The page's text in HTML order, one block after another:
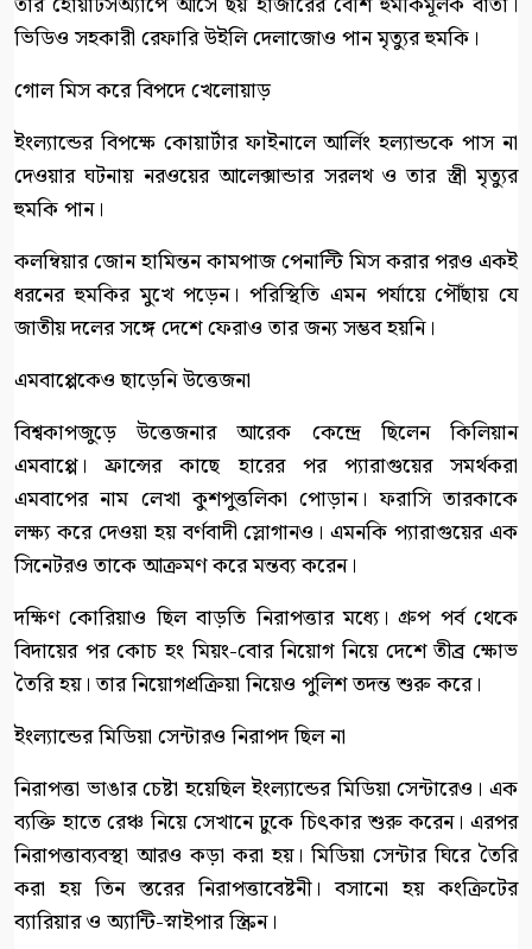
ভিডিও সহকারী রেফারি উইলি দেলাজোও পান মৃত্যুর হুমকি।
গোল মিস করে বিপদে খেলোয়াড়
ইংল্যান্ডের বিপক্ষে কোয়ার্টার ফাইনালে আর্লিং হল্যান্ডকে পাস না
দেওয়ার ঘটনায় নরওয়ের আলেক্সান্ডার সরলথ ও তার স্ত্রী মৃত্যুর
হুমকি পান।
কলম্বিয়ার জোন হামিন্তন কামপাজ পেনাল্টি মিস করার পরও একই
ধরনের হুমকির মুখে পড়েন। পরিস্থিতি এমন পর্যায়ে পৌঁছায় যে
জাতীয় দলের সঙ্গে দেশে ফেরাও তার জন্য সম্ভব হয়নি।
এমবাপ্পেকেও ছাড়েনি উত্তেজনা
বিশ্বকাপজুড়ে উত্তেজনার আরেক কেন্দ্রে ছিলেন কিলিয়ান
এমবাপ্পে। ফ্রান্সের কাছে হারের পর প্যারাগুয়ের সমর্থকরা
এমবাপের নাম লেখা কুশপুত্তলিকা পোড়ান। ফরাসি তারকাকে
লক্ষ্য করে দেওয়া হয় বর্ণবাদী স্লোগানও। এমনকি প্যারাগুয়ের এক
সিনেটরও তাকে আক্রমণ করে মন্তব্য করেন।
দক্ষিণ কোরিয়াও ছিল বাড়তি নিরাপত্তার মধ্যে। গ্রুপ পর্ব থেকে
বিদায়ের পর কোচ হং মিয়ং-বোর নিয়োগ নিয়ে দেশে তীব্র ক্ষোভ
তৈরি হয়। তার নিয়োগপ্রক্রিয়া নিয়েও পুলিশ তদন্ত শুরু করে।
ইংল্যান্ডের মিডিয়া সেন্টারও নিরাপদ ছিল না
নিরাপত্তা ভাঙার চেষ্টা হয়েছিল ইংল্যান্ডের মিডিয়া সেন্টারেও। এক
ব্যক্তি হাতে রেঞ্চ নিয়ে সেখানে ঢুকে চিৎকার শুরু করেন। এরপর
নিরাপত্তাব্যবস্থা আরও কড়া করা হয়। মিডিয়া সেন্টার ঘিরে তৈরি
করা হয় তিন স্তরের নিরাপত্তাবেষ্টনী। বসানো হয় কংক্রিটের
ব্যারিয়ার ও অ্যান্টি-স্নাইপার স্ক্রিন।